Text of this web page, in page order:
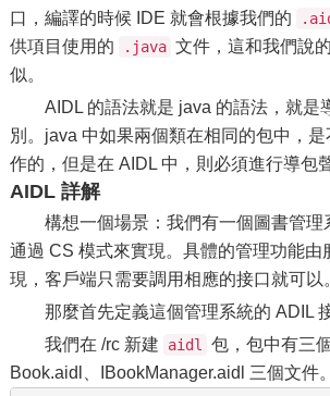
口，編譯的時候 IDE 就會根據我們的
供項目使用的
.java 文件，這和我們說
似。
AIDL 的語法就是 java 的語法，就是
別。java 中如果兩個類在相同的包中，
作的，但是在 AIDL 中，則必須進行導包
AIDL 詳解
構想一個場景：我們有一個圖書管理
通過 CS 模式來實現。具體的管理功能由
現，客戶端只需要調用相應的接口就可以
那麼首先定義這個管理系統的 ADIL
我們在 /rc 新建
aidl
包，包中有三
Book.aidl、IBookManager.aidl 三個文件。